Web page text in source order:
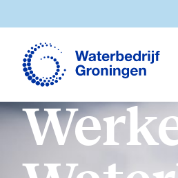
Navigatie
overslaan